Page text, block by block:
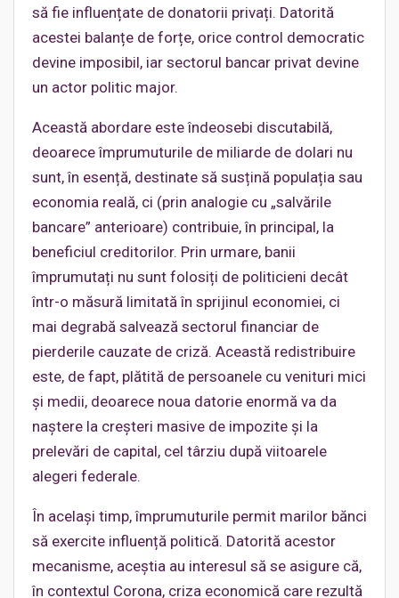
să fie influențate de donatorii privați. Datorită
acestei balanțe de forțe, orice control democratic
devine imposibil, iar sectorul bancar privat devine
un actor politic major.
Această abordare este îndeosebi discutabilă,
deoarece împrumuturile de miliarde de dolari nu
sunt, în esență, destinate să susțină populația sau
economia reală, ci (prin analogie cu „salvările
bancare” anterioare) contribuie, în principal, la
beneficiul creditorilor. Prin urmare, banii
împrumutați nu sunt folosiți de politicieni decât
într-o măsură limitată în sprijinul economiei, ci
mai degrabă salvează sectorul financiar de
pierderile cauzate de criză. Această redistribuire
este, de fapt, plătită de persoanele cu venituri mici
și medii, deoarece noua datorie enormă va da
naștere la creșteri masive de impozite și la
prelevări de capital, cel târziu după viitoarele
alegeri federale.
În același timp, împrumuturile permit marilor bănci
să exercite influență politică. Datorită acestor
mecanisme, aceștia au interesul să se asigure că,
în contextul Corona, criza economică care rezultă